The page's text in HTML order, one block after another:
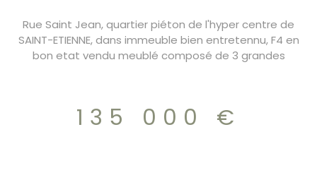
Rue Saint Jean, quartier piéton de l'hyper centre de
SAINT-ETIENNE, dans immeuble bien entretennu, F4 en
bon etat vendu meublé composé de 3 grandes
135 000 €